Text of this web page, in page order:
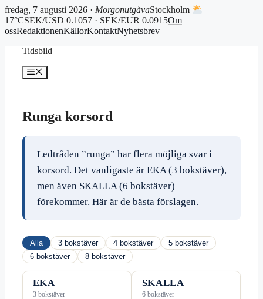
fredag, 7 augusti 2026 · MorgonutgåvaStockholm
17°CSEK/USD 0.1057 · SEK/EUR 0.0915Om
ossRedaktionenKällorKontaktNyhetsbrev
Tidsbild
Meny
Runga korsord
Ledtråden ”runga” har flera möjliga svar i
korsord. Det vanligaste är EKA (3 bokstäver),
men även SKALLA (6 bokstäver)
förekommer. Här är de bästa förslagen.
Alla 3 bokstäver 4 bokstäver
5 bokstäver
6 bokstäver
8 bokstäver
EKA
3 bokstäver
SKALLA
6 bokstäver